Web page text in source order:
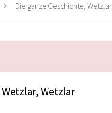
Die ganze Geschichte, Wetzlar
Wetzlar